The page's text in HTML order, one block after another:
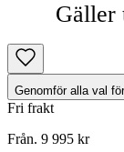
Gäller
Genomför alla val
Fri frakt
Från. 9 995 kr